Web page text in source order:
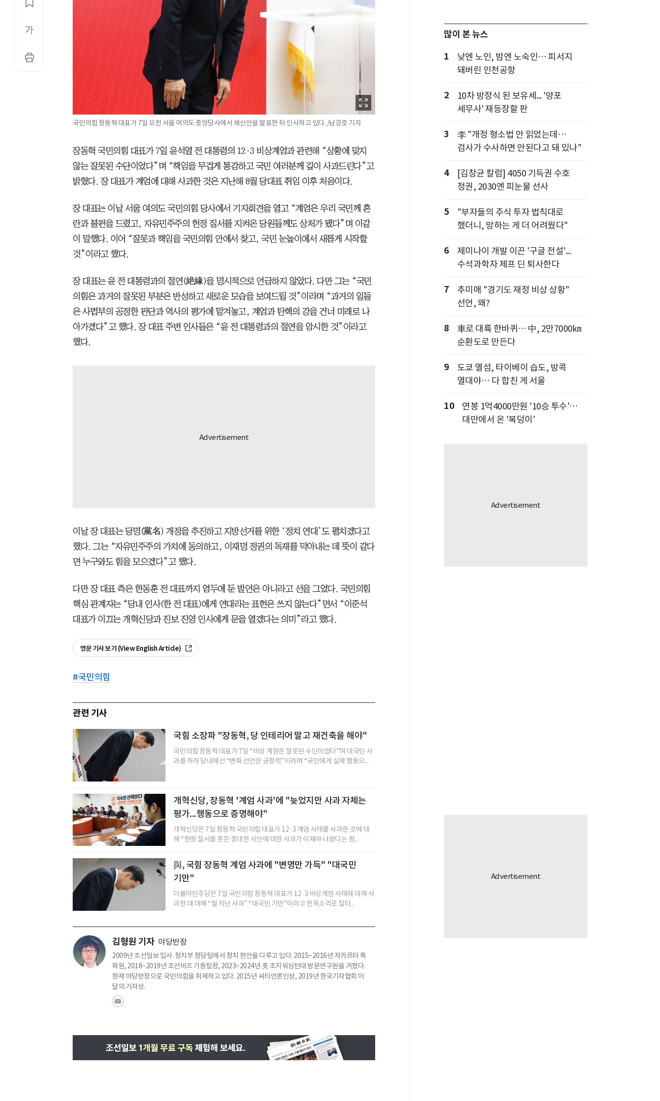
국민의힘 장동혁 대표가 7일 오전 서울 여의도 중앙당사에서 쇄신안을 발표한 뒤 인사하고 있다. /남강호 기자
장동혁 국민의힘 대표가 7일 윤석열 전 대통령의 12·3 비상계엄과 관련해 “상황에 맞지
않는 잘못된 수단이었다”며 “책임을 무겁게 통감하고 국민 여러분께 깊이 사과드린다”고
밝혔다. 장 대표가 계엄에 대해 사과한 것은 지난해 8월 당대표 취임 이후 처음이다.
장 대표는 이날 서울 여의도 국민의힘 당사에서 기자회견을 열고 “계엄은 우리 국민께 혼
란과 불편을 드렸고, 자유민주주의 헌정 질서를 지켜온 당원들께도 상처가 됐다”며 이같
이 말했다. 이어 “잘못과 책임을 국민의힘 안에서 찾고, 국민 눈높이에서 새롭게 시작할
것”이라고 했다.
장 대표는 윤 전 대통령과의 절연(絶緣)을 명시적으로 언급하지 않았다. 다만 그는 “국민
의힘은 과거의 잘못된 부분은 반성하고 새로운 모습을 보여드릴 것”이라며 “과거의 일들
은 사법부의 공정한 판단과 역사의 평가에 맡겨놓고, 계엄과 탄핵의 강을 건너 미래로 나
아가겠다”고 했다. 장 대표 주변 인사들은 “윤 전 대통령과의 절연을 암시한 것”이라고
했다.
이날 장 대표는 당명(黨名) 개정을 추진하고 지방선거를 위한 ‘정치 연대’도 펼치겠다고
했다. 그는 “자유민주주의 가치에 동의하고, 이재명 정권의 독재를 막아내는 데 뜻이 같다
면 누구와도 힘을 모으겠다”고 했다.
다만 장 대표 측은 한동훈 전 대표까지 염두에 둔 발언은 아니라고 선을 그었다. 국민의힘
핵심 관계자는 “당내 인사(한 전 대표)에게 연대라는 표현은 쓰지 않는다”면서 “이준석
대표가 이끄는 개혁신당과 진보 진영 인사에게 문을 열겠다는 의미”라고 했다.
영문 기사 보기 (View English Article)
#국민의힘
관련 기사
국힘 소장파 "장동혁, 당 인테리어 말고 재건축을 해야"
국민의힘 장동혁 대표가 7일 “비상 계엄은 잘못된 수단이었다”며 대국민 사
과를 하자 당내에선 “변화 선언은 긍정적”이라며 “국민에게 실제 행동으...
개혁신당, 장동혁 '계엄 사과'에 "늦었지만 사과 자체는
평가...행동으로 증명해야"
개혁신당은 7일 장동혁 국민의힘 대표가 12·3 계엄 사태를 사과한 것에 대
해 “헌정 질서를 흔든 중대한 사안에 대한 사과가 이제야 나왔다는 점...
與, 국힘 장동혁 계엄 사과에 "변명만 가득" "대국민
기만"
더불어민주당은 7일 국민의힘 장동혁 대표가 12·3 비상계엄 사태에 대해 사
과한 데 대해 “철 지난 사과” “대국민 기만”이라고 한목소리로 질타...
김형원 기자 야당반장
2009년 조선일보 입사. 정치부 정당팀에서 정치 현안을 다루고 있다. 2015~2016년 자카르타 특
파원, 2018~2019년 조선비즈 기동팀장, 2023~2024년 美 조지워싱턴대 방문연구원을 거쳤다.
현재 야당반장으로 국민의힘을 취재하고 있다. 2015년 씨티언론인상, 2019년 한국기자협회 이
달의 기자상.
많이 본 뉴스
1
낮엔 노인, 밤엔 노숙인… 피서지
돼버린 인천공항
2
10차 방정식 된 보유세... '양포
세무사' 재등장할 판
3
李 "개정 형소법 안 읽었는데…
검사가 수사하면 안된다고 돼 있나"
4
[김창균 칼럼] 4050 기득권 수호
정권, 2030엔 피눈물 선사
5
"부자들의 주식 투자 법칙대로
했더니, 망하는 게 더 어려웠다"
6
제미나이 개발 이끈 '구글 전설'...
수석과학자 제프 딘 퇴사한다
7
추미애 "경기도 재정 비상 상황"
선언, 왜?
8
車로 대륙 한바퀴… 中, 2만7000㎞
순환도로 만든다
9
도쿄 열섬, 타이베이 습도, 방콕
열대야… 다 합친 게 서울
10
연봉 1억4000만원 '10승 투수'…
대만에서 온 '복덩이'